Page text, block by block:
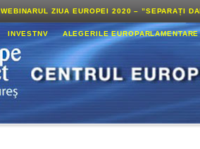
WEBINARUL ZIUA EUROPEI 2020 – ”SEPARAȚI
INVESTNV ALEGERILE